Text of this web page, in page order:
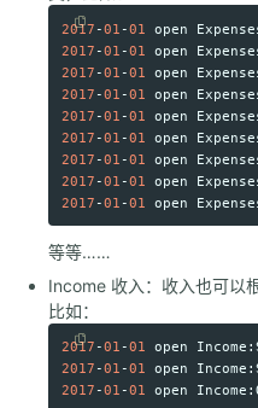
Copy code
2017 -01 -01 open
2017 -01 -01 open
2017 -01 -01 open
2017 -01 -01 open
2017 -01 -01 open
2017 -01 -01 open
2017 -01 -01 open
2017 -01 -01 open
2017 -01 -01 open
等等……
Income 收入：收入也可以
比如：
Copy code
2017 -01 -01 open Income :
2017 -01 -01 open Income :
2017 -01 -01 open Income :